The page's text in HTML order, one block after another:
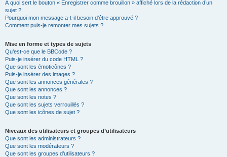
À quoi sert le bouton « Enregistrer comme brouillon » affiché lors de la rédaction d’un
sujet ?
Pourquoi mon message a-t-il besoin d’être approuvé ?
Comment puis-je remonter mes sujets ?
Mise en forme et types de sujets
Qu’est-ce que le BBCode ?
Puis-je insérer du code HTML ?
Que sont les émoticônes ?
Puis-je insérer des images ?
Que sont les annonces générales ?
Que sont les annonces ?
Que sont les notes ?
Que sont les sujets verrouillés ?
Que sont les icônes de sujet ?
Niveaux des utilisateurs et groupes d’utilisateurs
Que sont les administrateurs ?
Que sont les modérateurs ?
Que sont les groupes d’utilisateurs ?